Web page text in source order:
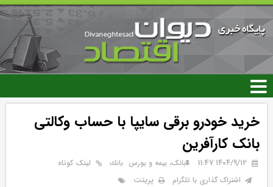
رفتن
محتوای
اصلی
خرید خودرو برقی سایپا با حساب وکالتی
بانک کارآفرین
۱۴۰۴/۹/۱۲ 11:47 بانک، بیمه و بورس بانك
لینک کوتاه
اشتراک گذاری با تلگرام
پرینت